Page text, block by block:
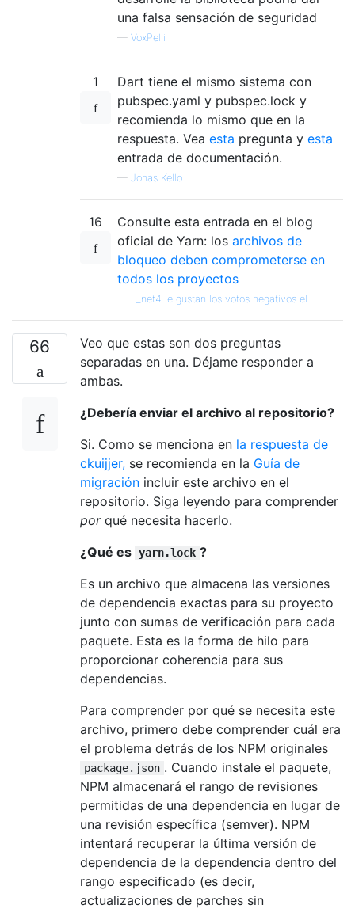
una falsa sensación de seguridad
— VoxPelli
1
Dart tiene el mismo sistema con
pubspec.yaml y pubspec.lock y
recomienda lo mismo que en la
respuesta. Vea esta pregunta y esta
entrada de documentación.
— Jonas Kello
16
Consulte esta entrada en el blog
oficial de Yarn: los archivos de
bloqueo deben comprometerse en
todos los proyectos
— E_net4 le gustan los votos negativos el
66
Veo que estas son dos preguntas
separadas en una. Déjame responder a
ambas.
¿Debería enviar el archivo al repositorio?
Si. Como se menciona en la respuesta de
ckuijjer, se recomienda en la Guía de
migración incluir este archivo en el
repositorio. Siga leyendo para comprender
porqué necesita hacerlo.
¿Qué es yarn.lock ?
Es un archivo que almacena las versiones
de dependencia exactas para su proyecto
junto con sumas de verificación para cada
paquete. Esta es la forma de hilo para
proporcionar coherencia para sus
dependencias.
Para comprender por qué se necesita este
archivo, primero debe comprender cuál era
el problema detrás de los NPM originales
package.json . Cuando instale el paquete,
NPM almacenará el rango de revisiones
permitidas de una dependencia en lugar de
una revisión específica (semver). NPM
intentará recuperar la última versión de
dependencia de la dependencia dentro del
rango especificado (es decir,
actualizaciones de parches sin